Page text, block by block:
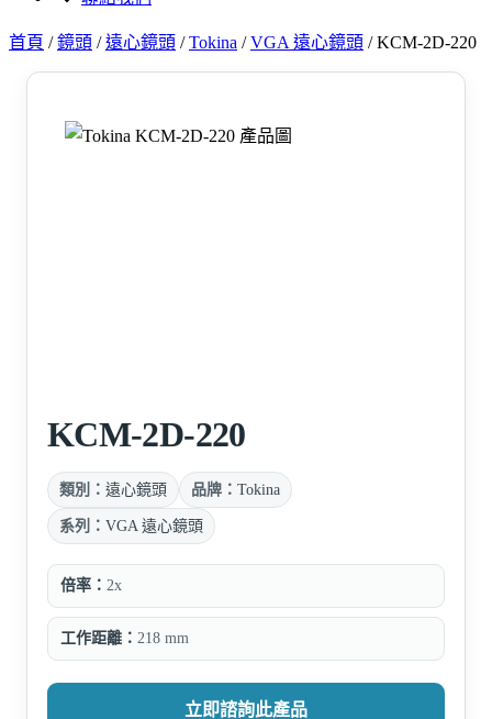
首頁 /鏡頭 /遠心鏡頭 /Tokina /VGA 遠心鏡頭 /KCM-2D-220
KCM-2D-220
類別： 遠心鏡頭 品牌： Tokina
系列： VGA 遠心鏡頭
倍率： 2x
工作距離： 218 mm
立即諮詢此產品